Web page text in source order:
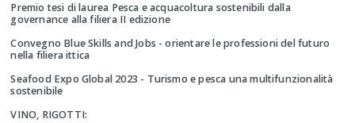
Premio tesi di laurea Pesca e acquacoltura sostenibili dalla
governance alla filiera II edizione
Convegno Blue Skills and Jobs - orientare le professioni del futuro
nella filiera ittica
Seafood Expo Global 2023 - Turismo e pesca una multifunzionalità
sostenibile
VINO, RIGOTTI: